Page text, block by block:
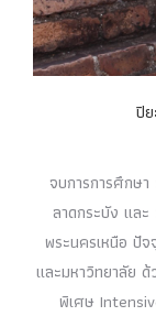
ปิ
จบการการศึกษ
ลาดกระบัง และ
พระนครเหนือ ปั
และมหาวิทยาลัย
พิเศษ